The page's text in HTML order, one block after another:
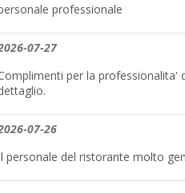
professionale
07-27
per la
07-26
personale del ristorante molto